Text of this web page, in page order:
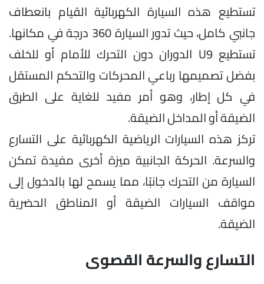
تستطيع هذه السيارة الكهربائية القيام بانعطاف
جانبي كامل، حيث تدور السيارة 360 درجة في مكانها.
تستطيع U9 الدوران دون التحرك للأمام أو للخلف
بفضل تصميمها رباعي المحركات والتحكم المستقل
في كل إطار، وهو أمر مفيد للغاية على الطرق
الضيقة أو المداخل الضيقة.
تركز هذه السيارات الرياضية الكهربائية على التسارع
والسرعة. الحركة الجانبية ميزة أخرى مفيدة تمكن
السيارة من التحرك جانبًا، مما يسمح لها بالدخول إلى
مواقف السيارات الضيقة أو المناطق الحضرية
الضيقة.
التسارع والسرعة القصوى